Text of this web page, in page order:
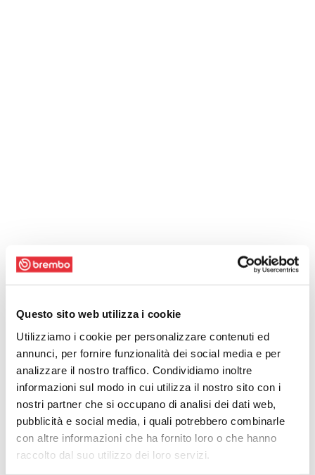
Questo sito web utilizza i cookie
Utilizziamo i cookie per personalizzare contenuti ed
annunci, per fornire funzionalità dei social media e per
analizzare il nostro traffico. Condividiamo inoltre
informazioni sul modo in cui utilizza il nostro sito con i
nostri partner che si occupano di analisi dei dati web,
pubblicità e social media, i quali potrebbero combinarle
con altre informazioni che ha fornito loro o che hanno
raccolto dal suo utilizzo dei loro servizi.